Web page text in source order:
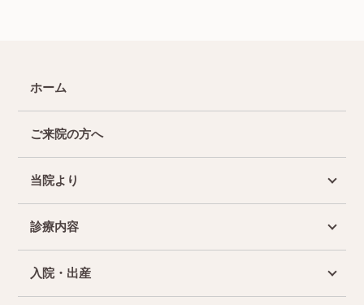
ホーム
ご来院の方へ
当院より
診療内容
入院・出産